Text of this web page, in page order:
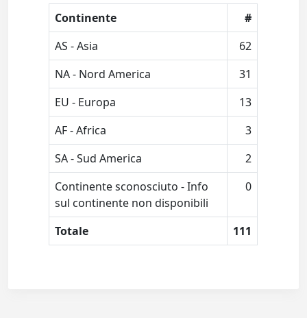
Continente
#
AS - Asia
62
NA - Nord America
31
EU - Europa
13
AF - Africa
3
SA - Sud America
2
Continente sconosciuto - Info
sul continente non disponibili
0
Totale 111